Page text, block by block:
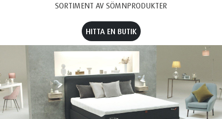
SORTIMENT AV SÖMNPRODUKTER
HITTA EN BUTIK